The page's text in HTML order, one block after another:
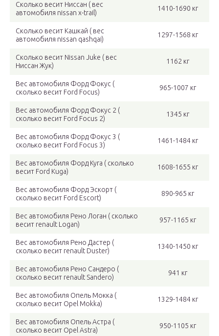
Сколько весит Ниссан ( вес
автомобиля nissan x-trail)
1410-1690 кг
Сколько весит Кашкай ( вес
автомобиля nissan qashqai)
1297-1568 кг
Сколько весит Nissan Juke ( вес
Ниссан Жук)
1162 кг
Вес автомобиля Форд Фокус (
сколько весит Ford Focus)
965-1007 кг
Вес автомобиля Форд Фокус 2 (
сколько весит Ford Focus 2)
1345 кг
Вес автомобиля Форд Фокус 3 (
сколько весит Ford Focus 3)
1461-1484 кг
Вес автомобиля Форд Куга ( сколько
весит Ford Kuga)
1608-1655 кг
Вес автомобиля Форд Эскорт (
сколько весит Ford Escort)
890-965 кг
Вес автомобиля Рено Логан ( сколько
весит renault Logan)
957-1165 кг
Вес автомобиля Рено Дастер (
сколько весит renault Duster)
1340-1450 кг
Вес автомобиля Рено Сандеро (
сколько весит renault Sandero)
941 кг
Вес автомобиля Опель Мокка (
сколько весит Opel Mokka)
1329-1484 кг
Вес автомобиля Опель Астра (
сколько весит Opel Astra)
950-1105 кг